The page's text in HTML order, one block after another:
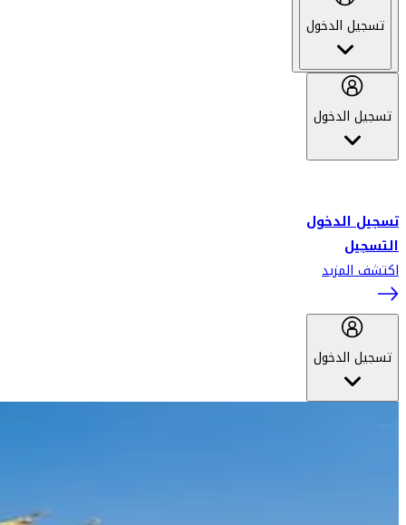
تسجيل الدخول
تسجيل الدخول
تسجيل الدخول
التسجيل
اكتشف المزيد
تسجيل الدخول